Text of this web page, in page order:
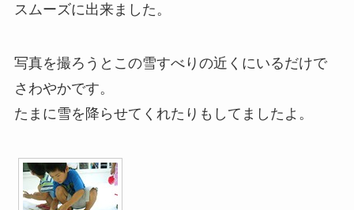
スムーズに出来ました。
写真を撮ろうとこの雪すべりの近くにいるだけで
さわやかです。
たまに雪を降らせてくれたりもしてましたよ。